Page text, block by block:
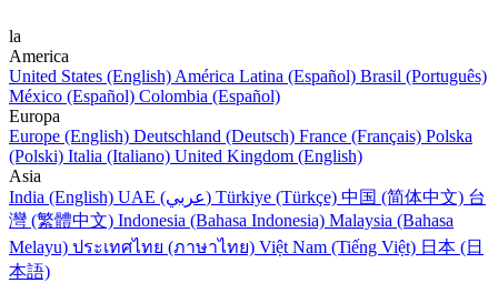
la
America
United States (English) América Latina (Español) Brasil (Português)
México (Español) Colombia (Español)
Europa
Europe (English) Deutschland (Deutsch) France (Français) Polska
(Polski) Italia (Italiano) United Kingdom (English)
Asia
India (English)
UAE (عربي) Türkiye (Türkçe) 中国 (简体中文) 台
灣 (繁體中文) Indonesia (Bahasa Indonesia) Malaysia (Bahasa
Melayu) ประเทศไทย (ภาษาไทย) Việt Nam (Tiếng Việt) 日本 (日
本語)